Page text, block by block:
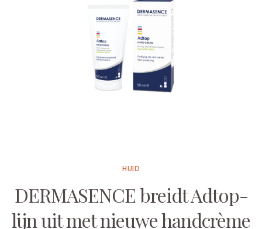
HUID
DERMASENCE breidt Adtop-
lijn uit met nieuwe handcrème